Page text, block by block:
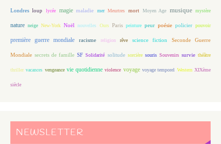
Londres loup lycée magie maladie mer Meurtres mort Moyen Age musique mystère
nature neige New-York Noël nouvelles Ours Paris peinture peur poésie policier pouvoir
première guerre mondiale racisme religion rêve science fiction Seconde Guerre
Mondiale secrets de famille SF Solidarité solitude sorcière souris Souvenirs survie théâtre
thriller vacances vengeance vie quotidienne violence voyage voyage temporel Western XIXème
siècle
NEWSLETTER